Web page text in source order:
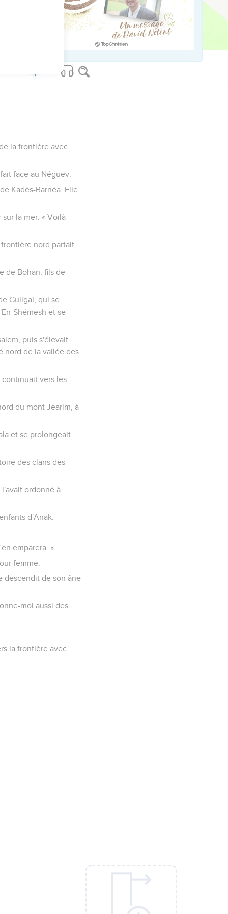
Anakim. Le pays fut
la frontière avec
face au Néguev.
Kadès-Barnéa. Elle
la mer. « Voilà
nord partait
de Bohan, fils de
Guilgal, qui se
Shémesh et se
puis s'élevait
nord de la vallée des
continuait vers les
du mont Jearim, à
et se prolongeait
des clans des
ordonné à
d'Anak.
emparera. »
femme.
descendit de son âne
moi aussi des
la frontière avec